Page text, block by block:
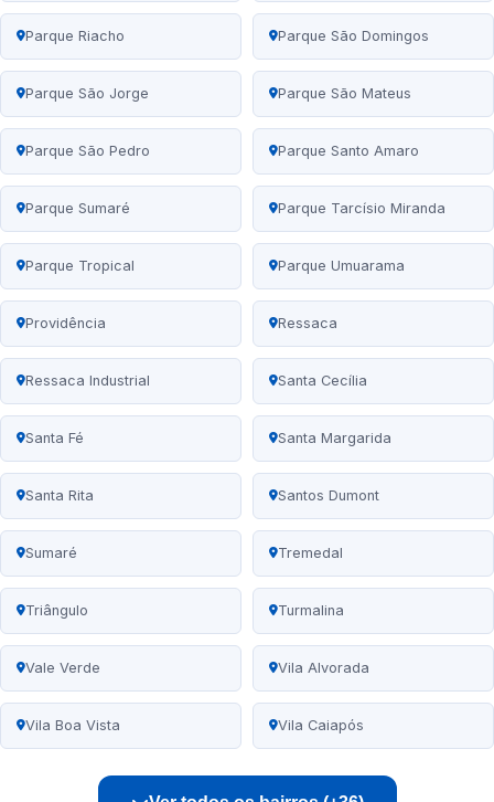
Parque Riacho Parque São Domingos
Parque São Jorge Parque São Mateus
Parque São Pedro Parque Santo Amaro
Parque Sumaré Parque Tarcísio Miranda
Parque Tropical Parque Umuarama
Providência Ressaca
Ressaca Industrial Santa Cecília
Santa Fé Santa Margarida
Santa Rita Santos Dumont
Sumaré Tremedal
Triângulo Turmalina
Vale Verde Vila Alvorada
Vila Boa Vista Vila Caiapós